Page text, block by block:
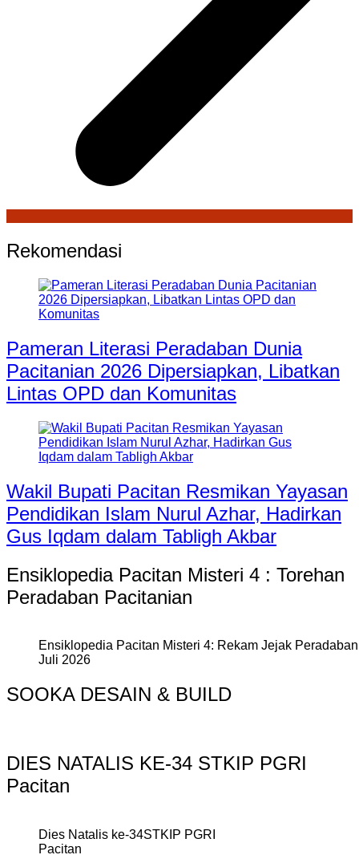
Rekomendasi
Pameran Literasi Peradaban Dunia
Pacitanian 2026 Dipersiapkan, Libatkan
Lintas OPD dan Komunitas
Wakil Bupati Pacitan Resmikan Yayasan
Pendidikan Islam Nurul Azhar, Hadirkan
Gus Iqdam dalam Tabligh Akbar
Ensiklopedia Pacitan Misteri 4 : Torehan
Peradaban Pacitanian
Ensiklopedia Pacitan Misteri 4: Rekam Jejak
Juli 2026
SOOKA DESAIN & BUILD
DIES NATALIS KE-34 STKIP PGRI
Pacitan
Dies Natalis ke-34STKIP PGRI
Pacitan